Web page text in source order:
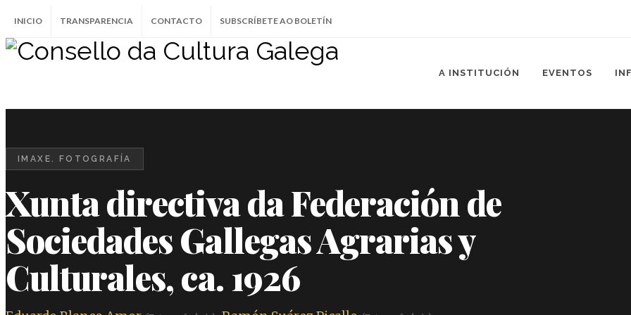
INICIO TRANSPARENCIA CONTACTO SUBSCRÍBETE AO BOLETÍN
A INSTITUCIÓN EVENTOS
IMAXE. FOTOGRAFÍA
Xunta directiva da Federación de
Sociedades Gallegas Agrarias y
Culturales, ca. 1926